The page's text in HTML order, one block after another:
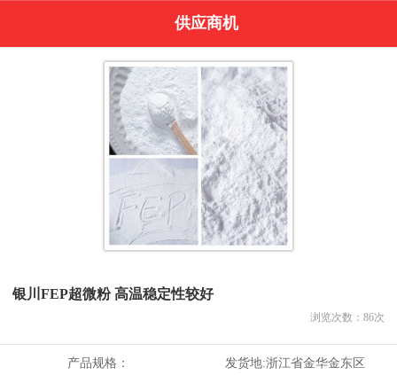
供应商机
银川FEP超微粉 高温稳定性较好
浏览次数： 86次
产品规格： 发货地:浙江省金华金东区